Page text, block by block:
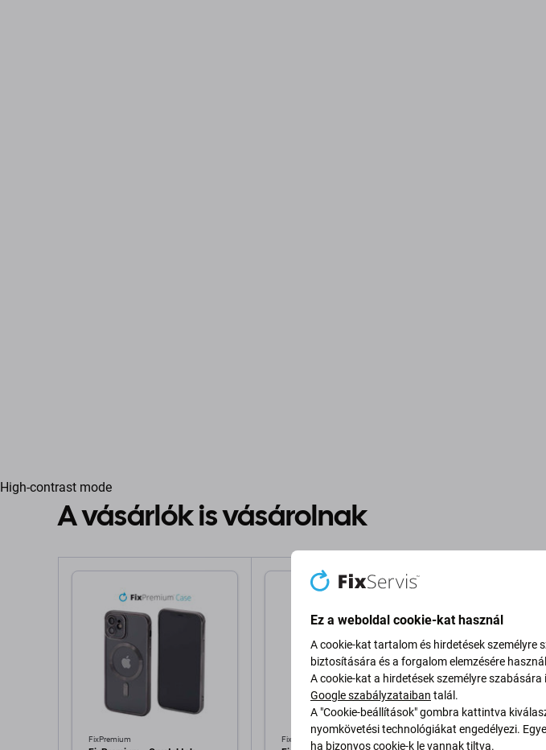
High-contrast mode
A vásárlók is vásárolnak
FixPremium FixPremium
Ez a weboldal cookie-kat használ
A cookie-kat tartalom és hirdetések személyre
biztosítására és a forgalom elemzésére
A cookie-kat a hirdetések személyre
Google szabályzataiban talál.
A "Cookie-beállítások" gombra kattintva
nyomkövetési technológiákat engedélyezi.
ha bizonyos cookie-k le vannak tiltva.